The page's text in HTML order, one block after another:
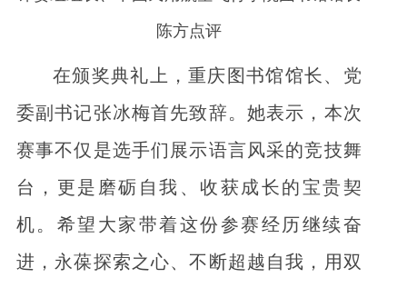
陈方点评
在颁奖典礼上，重庆图书馆馆长、党
委副书记张冰梅首先致辞。她表示，本次
赛事不仅是选手们展示语言风采的竞技舞
台，更是磨砺自我、收获成长的宝贵契
机。希望大家带着这份参赛经历继续奋
进，永葆探索之心、不断超越自我，用双